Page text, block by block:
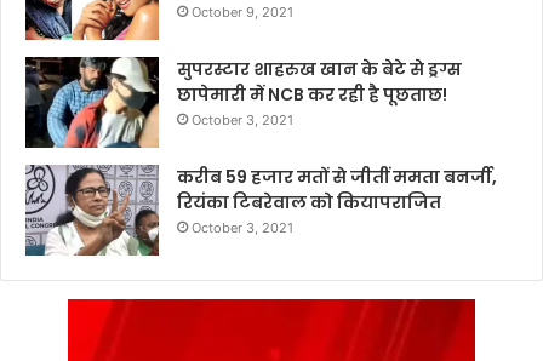
October 9, 2021
सुपरस्टार शाहरुख खान के बेटे से ड्रग्स
छापेमारी में NCB कर रही है पूछताछ!
October 3, 2021
करीब 59 हजार मतों से जीतीं ममता बनर्जी,
रियंका टिबरेवाल को कियापराजित
October 3, 2021